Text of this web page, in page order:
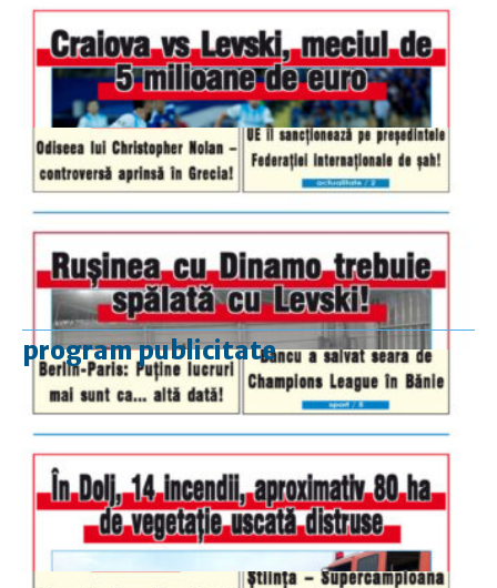
program publicitate
luni-vineri
9.00 - 17.00
duminică
9.00 - 12.00